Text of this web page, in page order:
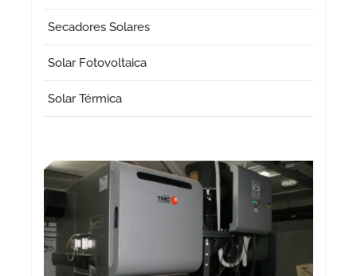
Secadores Solares
Solar Fotovoltaica
Solar Térmica